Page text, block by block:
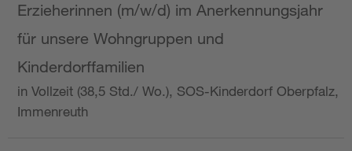
Erzieherinnen (m/w/d) im Anerkennungsjahr
für unsere Wohngruppen und
Kinderdorffamilien
in Vollzeit (38,5 Std./ Wo.), SOS-Kinderdorf Oberpfalz,
Immenreuth